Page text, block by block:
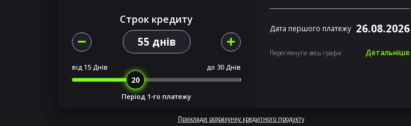
Строк кредиту
55 днів
від 15 Днів до 30 Днів
Період 1-го платежу
Дата першого платежу 26.08.2026
Переглянути весь графік Детальніше
Приклади розрахунку кредитного продукту